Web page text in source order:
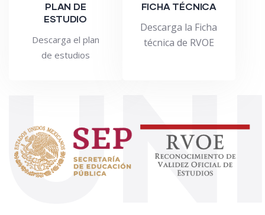
PLAN DE
ESTUDIO
Descarga el plan
de estudios
FICHA TÉCNICA
Descarga la Ficha
técnica de RVOE